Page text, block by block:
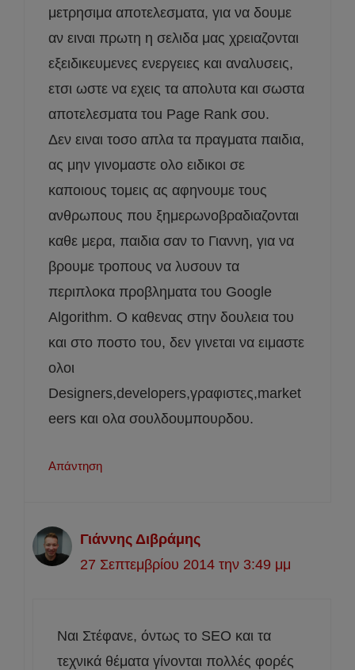
μετρησιμα αποτελεσματα, για να δουμε
αν ειναι πρωτη η σελιδα μας χρειαζονται
εξειδικευμενες ενεργειες και αναλυσεις,
ετσι ωστε να εχεις τα απολυτα και σωστα
αποτελεσματα τοu Page Rank σου.
Δεν ειναι τοσο απλα τα πραγματα παιδια,
ας μην γινομαστε ολο ειδικοι σε
καποιους τομεις ας αφηνουμε τους
ανθρωπους που ξημερωνοβραδιαζονται
καθε μερα, παιδια σαν το Γιαννη, για να
βρουμε τροπους να λυσουν τα
περιπλοκα προβληματα του Google
Algorithm. Ο καθενας στην δουλεια του
και στο ποστο του, δεν γινεται να ειμαστε
ολοι
Designers,developers,γραφιστες,market
eers και ολα σουλδουμπουρδου.
Απάντηση
Γιάννης Διβράμης
27 Σεπτεμβρίου 2014 την 3:49 μμ
Ναι Στέφανε, όντως το SEO και τα
τεχνικά θέματα γίνονται πολλές φορές